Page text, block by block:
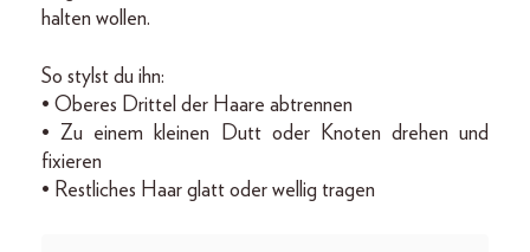
halten wollen.
So stylst du ihn:
• Oberes Drittel der Haare abtrennen
• Zu einem kleinen Dutt oder Knoten drehen und
fixieren
• Restliches Haar glatt oder wellig tragen